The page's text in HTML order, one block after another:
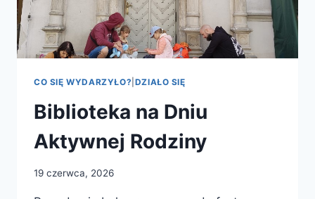
SZARŁAT
CO SIĘ WYDARZYŁO? DZIAŁO SIĘ
Biblioteka na Dniu
Aktywnej Rodziny
19 czerwca, 2026